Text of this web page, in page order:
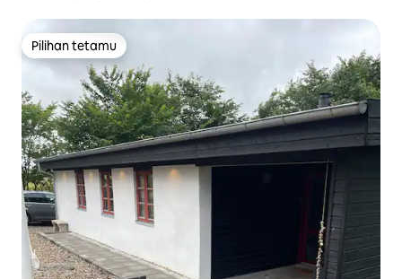
Pilihan tetamu
Pilihan tetamu